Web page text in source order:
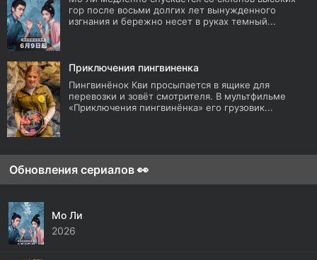
гор после восьми долгих лет вынужденного
изгнания и бережно несет в руках темный...
Приключения пингвиненка
Пингвинёнок Кви просыпается в ящике для
перевозки и зовёт смотрителя. В мультфильме
«Приключения пингвинёнка» его грузовик...
Обновления сериалов 👀
Мо Ли
2026